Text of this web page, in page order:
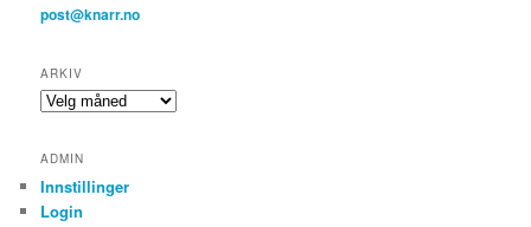
post@knarr.no
ARKIV
Arkiv
ADMIN
Innstillinger
Login